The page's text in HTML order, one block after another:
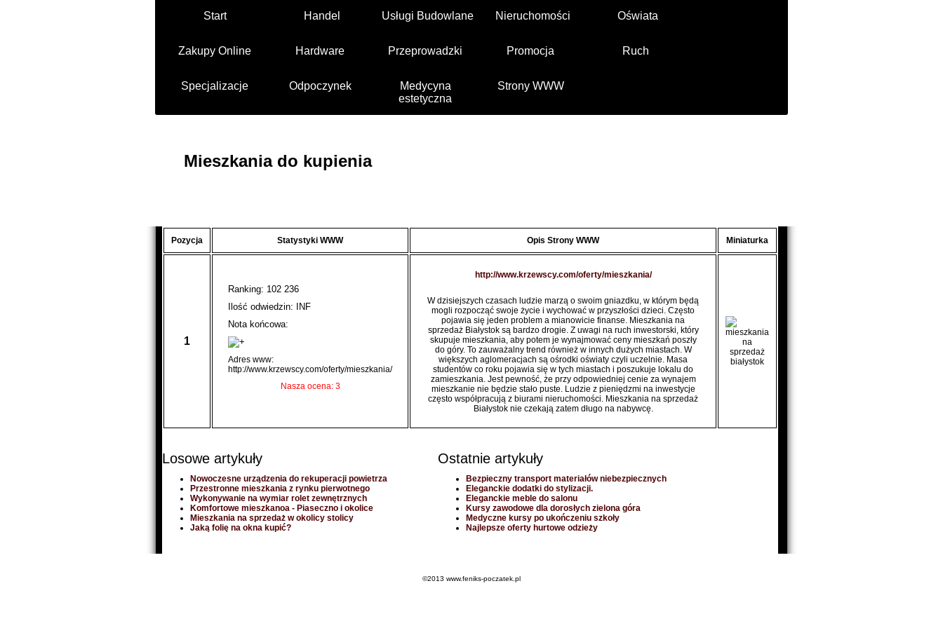
Start Handel Usługi Budowlane Nieruchomości Oświata
Zakupy Online Hardware Przeprowadzki Promocja Ruch
Specjalizacje Odpoczynek
Medycyna
estetyczna
Strony WWW
Mieszkania do kupienia
Pozycja Statystyki WWW Opis Strony WWW Miniaturka
1
Ranking: 102 236
Ilość odwiedzin: INF
Nota końcowa:
Adres www:
http://www.krzewscy.com/oferty/mieszkania/
Nasza ocena: 3
http://www.krzewscy.com/oferty/mieszkania/
W dzisiejszych czasach ludzie marzą o swoim gniazdku, w którym będą
mogli rozpocząć swoje życie i wychować w przyszłości dzieci. Często
pojawia się jeden problem a mianowicie finanse. Mieszkania na
sprzedaż Białystok są bardzo drogie. Z uwagi na ruch inwestorski, który
skupuje mieszkania, aby potem je wynajmować ceny mieszkań poszły
do góry. To zauważalny trend również w innych dużych miastach. W
większych aglomeracjach są ośrodki oświaty czyli uczelnie. Masa
studentów co roku pojawia się w tych miastach i poszukuje lokalu do
zamieszkania. Jest pewność, że przy odpowiedniej cenie za wynajem
mieszkanie nie będzie stało puste. Ludzie z pieniędzmi na inwestycje
często współpracują z biurami nieruchomości. Mieszkania na sprzedaż
Białystok nie czekają zatem długo na nabywcę.
Losowe artykuły
Nowoczesne urządzenia do rekuperacji powietrza
Przestronne mieszkania z rynku pierwotnego
Wykonywanie na wymiar rolet zewnętrznych
Komfortowe mieszkanoa - Piaseczno i okolice
Mieszkania na sprzedaż w okolicy stolicy
Jaką folię na okna kupić?
Ostatnie artykuły
Bezpieczny transport materiałów niebezpiecznych
Eleganckie dodatki do stylizacji.
Eleganckie meble do salonu
Kursy zawodowe dla dorosłych zielona góra
Medyczne kursy po ukończeniu szkoły
Najlepsze oferty hurtowe odzieży
©2013 www.feniks-poczatek.pl